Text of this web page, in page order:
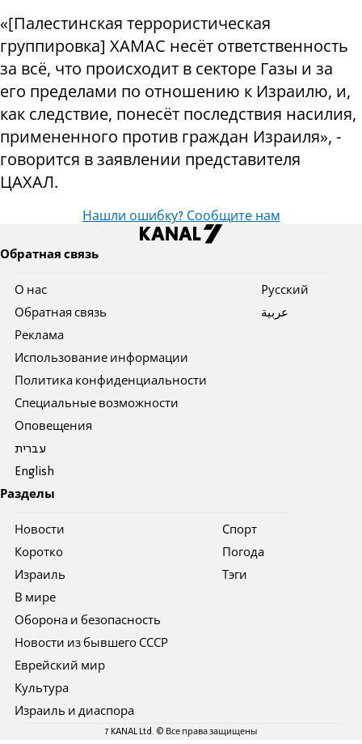
«[Палестинская террористическая
группировка] ХАМАС несёт ответственность
за всё, что происходит в секторе Газы и за
его пределами по отношению к Израилю, и,
как следствие, понесёт последствия насилия,
примененного против граждан Израиля», -
говорится в заявлении представителя
ЦАХАЛ.
Нашли ошибку? Сообщите нам
Обратная связь
О нас
Обратная связь
Реклама
Использование информации
Политика конфиденциальности
Специальные возможности
Оповещения
עברית
English
Pусский
عربية
Разделы
Новости
Коротко
Израиль
В мире
Оборона и безопасность
Новости из бывшего СССР
Еврейский мир
Культура
Израиль и диаспора
Спорт
Погода
Тэги
7 KANAL Ltd. © Все права защищены